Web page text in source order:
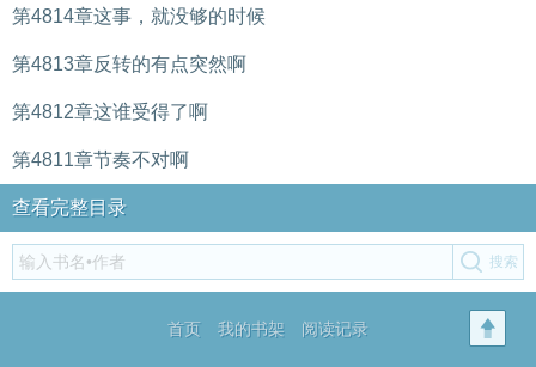
第4814章这事，就没够的时候
第4813章反转的有点突然啊
第4812章这谁受得了啊
第4811章节奏不对啊
查看完整目录
首页 我的书架 阅读记录